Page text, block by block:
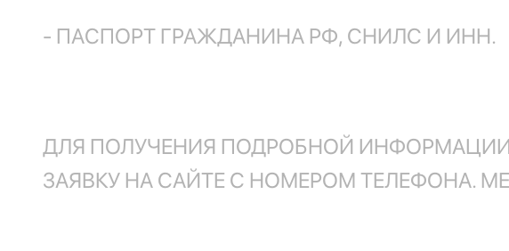
- ПАСПОРТ ГРАЖДАНИНА РФ, СНИЛС И ИНН.
ДЛЯ ПОЛУЧЕНИЯ ПОДРОБНОЙ
ЗАЯВКУ НА САЙТЕ С НОМЕРОМ ТЕЛЕФОНА.